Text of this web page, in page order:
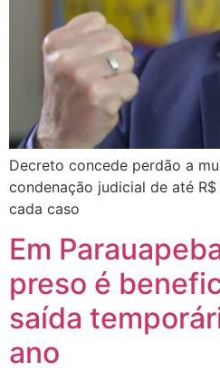
Decreto concede perdão a
condenação judicial de até
cada caso
Em
preso é
saída
ano